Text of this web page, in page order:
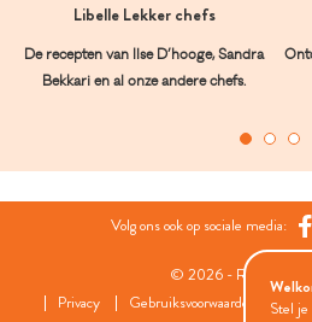
Libelle Lekker chefs
De recepten van Ilse D’hooge, Sandra
Bekkari en al onze andere chefs.
Volg ons ook op sociale media:
© 2026 - Roularta
Privacy
Gebruiksvoorwaarden Stel je